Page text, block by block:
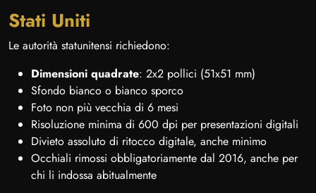
Stati Uniti
Le autorità statunitensi richiedono:
Dimensioni quadrate: 2x2 pollici (51x51 mm)
Sfondo bianco o bianco sporco
Foto non più vecchia di 6 mesi
Risoluzione minima di 600 dpi per presentazioni digitali
Divieto assoluto di ritocco digitale, anche minimo
Occhiali rimossi obbligatoriamente dal 2016, anche per
chi li indossa abitualmente